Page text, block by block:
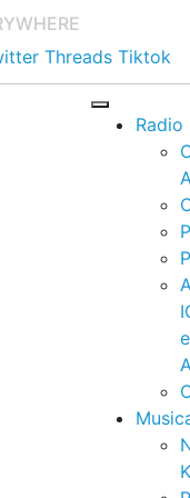
Threads Tiktok
Radio
e